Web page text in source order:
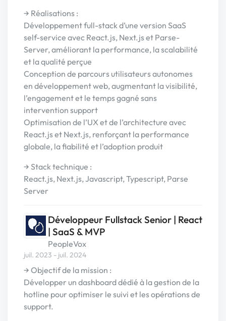
→ Réalisations :
Développement full-stack d’une version SaaS
self-service avec React.js, Next.js et Parse-
Server, améliorant la performance, la scalabilité
et la qualité perçue
Conception de parcours utilisateurs autonomes
en développement web, augmentant la visibilité,
l’engagement et le temps gagné sans
intervention support
Optimisation de l’UX et de l’architecture avec
React.js et Next.js, renforçant la performance
globale, la fiabilité et l’adoption produit
→ Stack technique :
React.js, Next.js, Javascript, Typescript, Parse
Server
Développeur Fullstack Senior | React
| SaaS & MVP
PeopleVox
juil. 2023 - juil. 2024
→ Objectif de la mission :
Développer un dashboard dédié à la gestion de la
hotline pour optimiser le suivi et les opérations de
support.